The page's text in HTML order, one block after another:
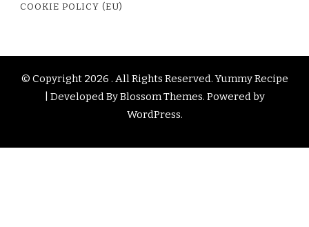
COOKIE POLICY (EU)
© Copyright 2026 . All Rights Reserved.Yummy Recipe
| Developed ByBlossom Themes. Powered by
WordPress.